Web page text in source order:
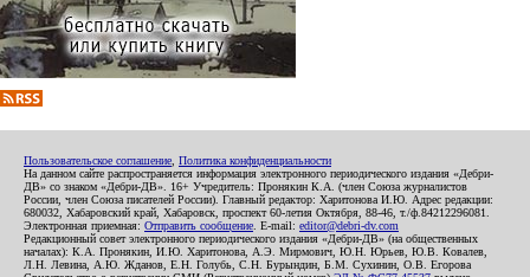
Пользовательское соглашение Политика конфиденциальности
На данном сайте распространяется информация электронного периодического издания «Дебри-
ДВ» со знаком «Дебри-ДВ». 16+ Учредитель: Пронякин К.А. (член Союза журналистов
России, член Союза писателей России). Главный редактор: Харитонова И.Ю. Адрес редакции:
680032, Хабаровский край, Хабаровск, проспект 60-летия Октября, 88-46, т./ф.84212296081.
Электронная приемная: Отправить сообщение . E-mail: editor@debri-dv.com
Редакционный совет электронного периодического издания «Дебри-ДВ» (на общественных
началах): К.А. Пронякин, И.Ю. Харитонова, А.Э. Мирмович, Ю.Н. Юрьев, Ю.В. Ковалев,
Л.Н. Левина, А.Ю. Жданов, Е.Н. Голубь, С.Н. Бурындин, Б.М. Сухинин, О.В. Егорова